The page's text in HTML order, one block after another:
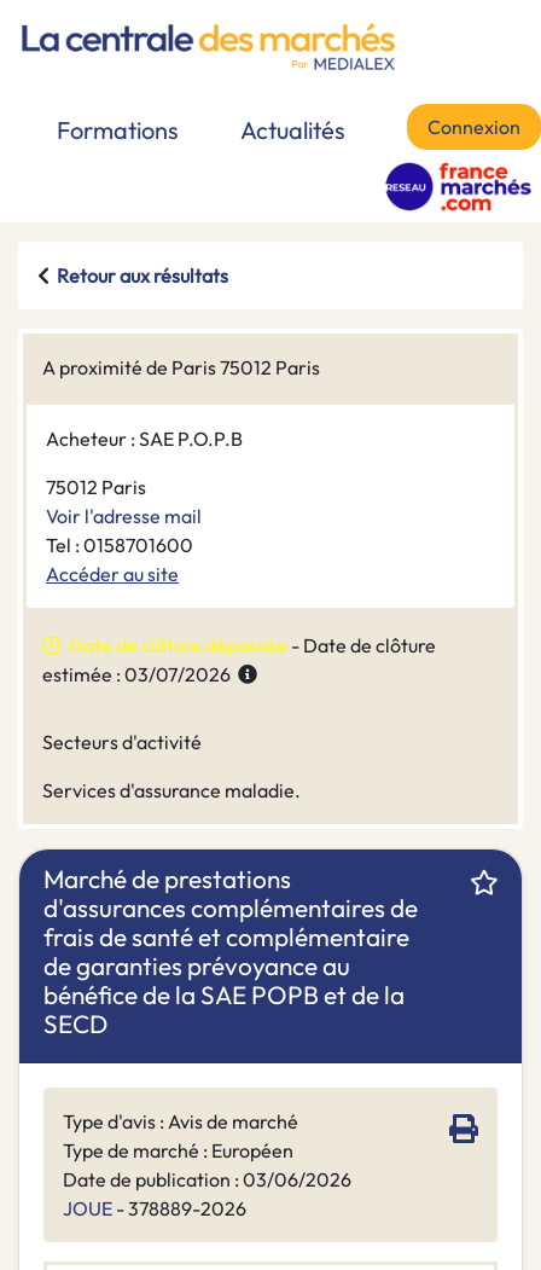
Formations Actualités Connexion
Retour aux résultats
A proximité de Paris 75012 Paris
Acheteur : SAE P.O.P.B
75012 Paris
Voir l'adresse mail
Tel : 0158701600
Accéder au site
Date de clôture dépassée - Date de clôture
estimée : 03/07/2026
Secteurs d'activité
Services d'assurance maladie.
Marché de prestations
d'assurances complémentaires de
frais de santé et complémentaire
de garanties prévoyance au
bénéfice de la SAE POPB et de la
SECD
Type d'avis : Avis de marché
Type de marché : Européen
Date de publication : 03/06/2026
JOUE - 378889-2026